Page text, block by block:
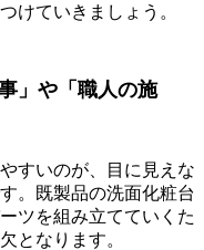
けていきましょう。
」や「職人の施
すいのが、目に見えな
。既製品の洗面化粧台
ツを組み立てていくた
となります。